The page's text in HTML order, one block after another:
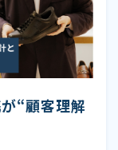
“顧客理解